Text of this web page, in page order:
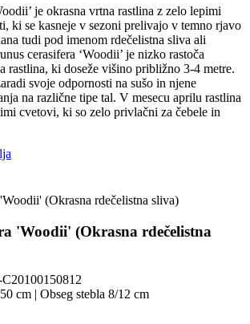
€
€
je okrasna vrtna rastlina z zelo lepimi
ki se kasneje v sezoni prelivajo v temno rjavo
tudi pod imenom rdečelistna sliva ali
cerasifera ‘Woodii’ je nizko rastoča
rastlina, ki doseže višino približno 3-4 metre.
svoje odpornosti na sušo in njene
na različne tipe tal. V mesecu aprilu rastlina
cvetovi, ki so zelo privlačni za čebele in
'Woodii' (Okrasna rdečelistna
cm | Obseg stebla 8/12 cm